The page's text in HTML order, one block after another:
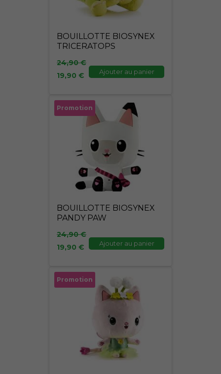
BOUILLOTTE BIOSYNEX
TRICERATOPS
24,90€
19,90 € Ajouter au panier
Promotion
BOUILLOTTE BIOSYNEX
PANDY PAW
24,90€
Le
prix
24,90 €.
19,90 €
Le
prix
actuel
est :
19,90 €.
Ajouter au panier
Promotion
Le
prix
Le
prix
actuel
19,90 €.